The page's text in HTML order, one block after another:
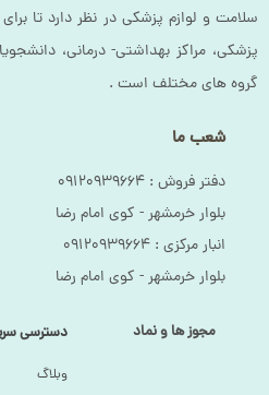
سلامت و لوازم پزشکی در نظر دارد تا
پزشکی، مراکز بهداشتی- درمانی،
گروه های مختلف است .
شعب ما
دفتر فروش :‌ ۰۹۱۲۰۹۳۹۶۶۴
بلوار خرمشهر - کوی امام رضا
انبار مرکزی :‌ ۰۹۱۲۰۹۳۹۶۶۴
بلوار خرمشهر - کوی امام رضا
مجوز ها و نماد دسترسی
وبلاگ